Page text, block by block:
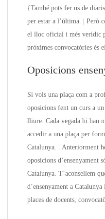
{També pots fer us de
per estar a l’última. | Però
el lloc oficial i més verídic
pròximes convocatòries és
Oposicions
Si vols una plaça com a
oposicions fent un curs a
lliure. Cada vegada hi han
accedir a una plaça per
Catalunya. . Anteriorment
oposicions d’ensenyament
Catalunya. T’aconsellem
d’ensenyament a
places de docents,